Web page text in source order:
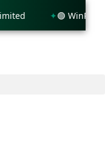
🟢 WinRAR